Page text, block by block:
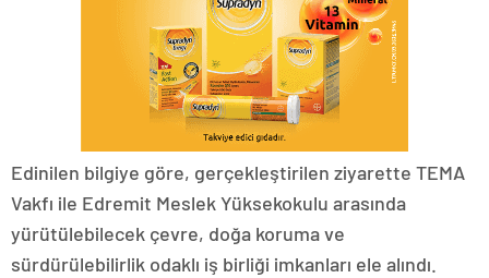
Edinilen bilgiye göre, gerçekleştirilen ziyarette TEMA
Vakfı ile Edremit Meslek Yüksekokulu arasında
yürütülebilecek çevre, doğa koruma ve
sürdürülebilirlik odaklı iş birliği imkanları ele alındı.